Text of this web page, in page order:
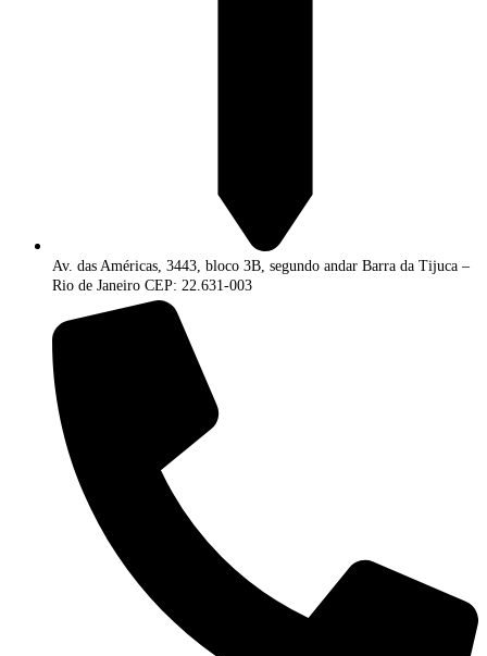
Av. das Américas, 3443, bloco 3B, segundo andar Barra da Tijuca –
Rio de Janeiro CEP: 22.631-003